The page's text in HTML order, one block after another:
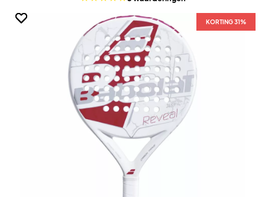
KORTING 31%
KORTING 31%
KORTING 31%